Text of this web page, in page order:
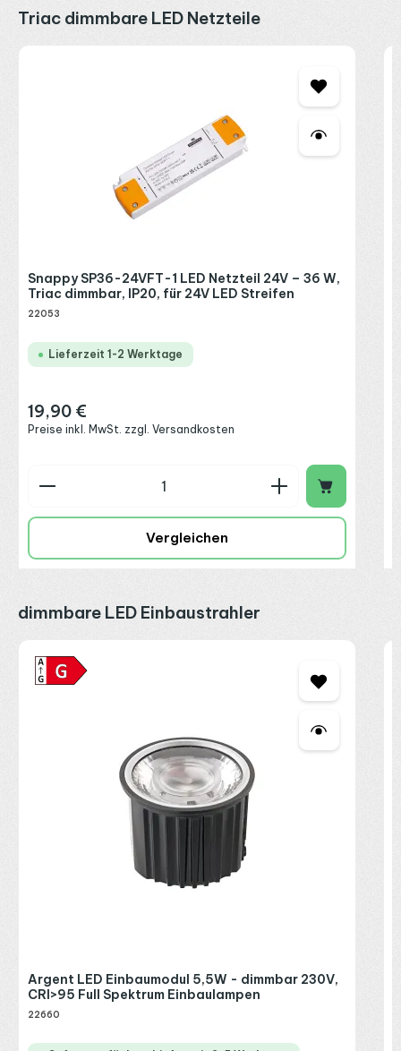
Produktgalerie überspringen
Triac dimmbare LED Netzteile
Snappy SP36-24VFT-1 LED Netzteil 24V – 36 W,
Triac dimmbar, IP20, für 24V LED Streifen
22053
Lieferzeit 1-2 Werktage
Regulärer Preis:
19,90 €
Preise inkl. MwSt. zzgl. Versandkosten
Produkt Anzahl: Gib den gewünschten Wert
Vergleichen
Produktgalerie überspringen
dimmbare LED Einbaustrahler
Argent LED Einbaumodul 5,5W - dimmbar 230V,
CRI>95 Full Spektrum Einbaulampen
22660